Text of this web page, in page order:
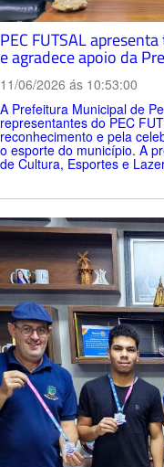
PEC FUTSAL
e agradece apoio da
11/06/2026 ás 10:53:00
A Prefeitura Municipal de
representantes do PEC
reconhecimento e pela
o esporte do município. A
de Cultura, Esportes e